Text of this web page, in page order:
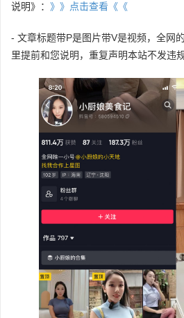
说明》： 》》点击查看《《
- 文章标题带P是图片带V是视频，全网
里提前和您说明，重复声明本站不发违